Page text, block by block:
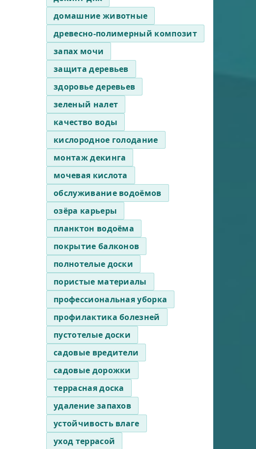
домашние животные
древесно-полимерный композит
запах мочи
защита деревьев
здоровье деревьев
зеленый налет
качество воды
кислородное голодание
монтаж декинга
мочевая кислота
обслуживание водоёмов
озёра карьеры
планктон водоёма
покрытие балконов
полнотелые доски
пористые материалы
профессиональная уборка
профилактика болезней
пустотелые доски
садовые вредители
садовые дорожки
террасная доска
удаление запахов
устойчивость влаге
уход террасой